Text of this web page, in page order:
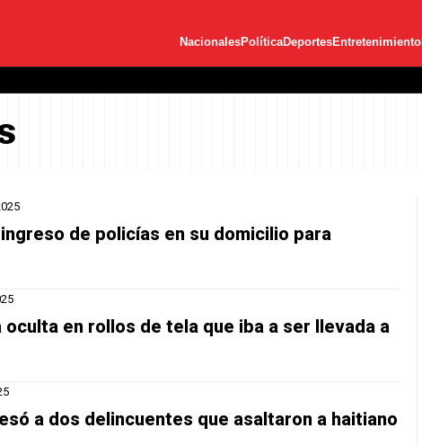
NacionalesPolíticaDeportesEntretenimiento
de policías en su domicilio para
oculta en rollos de tela que iba a ser llevada a
a dos delincuentes que asaltaron a haitiano